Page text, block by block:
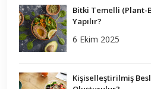
Bitki Temelli (Plant-
Yapılır?
6 Ekim 2025
Kişiselleştirilmiş